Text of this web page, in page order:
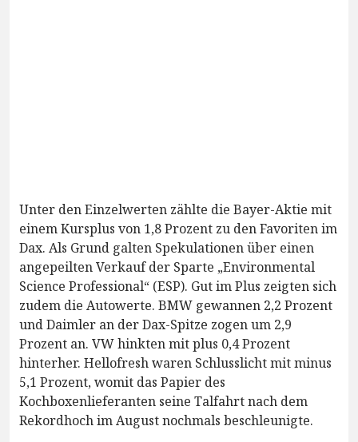
Unter den Einzelwerten zählte die Bayer-Aktie mit
einem Kursplus von 1,8 Prozent zu den Favoriten im
Dax. Als Grund galten Spekulationen über einen
angepeilten Verkauf der Sparte „Environmental
Science Professional“ (ESP). Gut im Plus zeigten sich
zudem die Autowerte. BMW gewannen 2,2 Prozent
und Daimler an der Dax-Spitze zogen um 2,9
Prozent an. VW hinkten mit plus 0,4 Prozent
hinterher. Hellofresh waren Schlusslicht mit minus
5,1 Prozent, womit das Papier des
Kochboxenlieferanten seine Talfahrt nach dem
Rekordhoch im August nochmals beschleunigte.